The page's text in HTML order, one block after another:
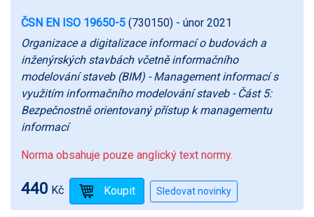
ČSN EN ISO 19650-5 (730150) - únor 2021
Organizace a digitalizace informací o budovách a
inženýrských stavbách včetně informačního
modelování staveb (BIM) - Management informací s
využitím informačního modelování staveb - Část 5:
Bezpečnostně orientovaný přístup k managementu
informací
Norma obsahuje pouze anglický text normy.
440 Kč